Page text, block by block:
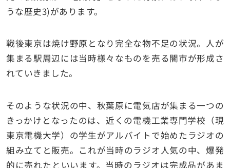
うな歴史3)があります。
戦後東京は焼け野原となり完全な物不足の状況。人が
集まる駅周辺には当時様々なものを売る闇市が形成さ
れていきました。
そのような状況の中、秋葉原に電気店が集まる一つの
きっかけとなったのは、近くの電機工業専門学校（現
東京電機大学）の学生がアルバイトで始めたラジオの
組み立てと販売。これが当時のラジオ人気の中、爆発
的に売れたといいます。当時のラジオは完成品があま